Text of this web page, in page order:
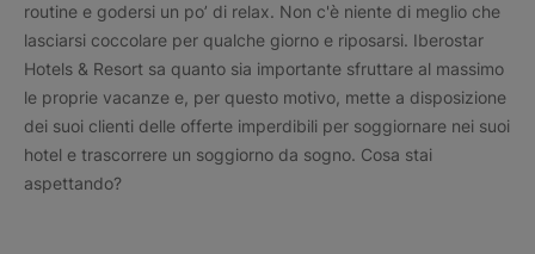
routine e godersi un po’ di relax. Non c'è niente di meglio che
lasciarsi coccolare per qualche giorno e riposarsi. Iberostar
Hotels & Resort sa quanto sia importante sfruttare al massimo
le proprie vacanze e, per questo motivo, mette a disposizione
dei suoi clienti delle offerte imperdibili per soggiornare nei suoi
hotel e trascorrere un soggiorno da sogno. Cosa stai
aspettando?